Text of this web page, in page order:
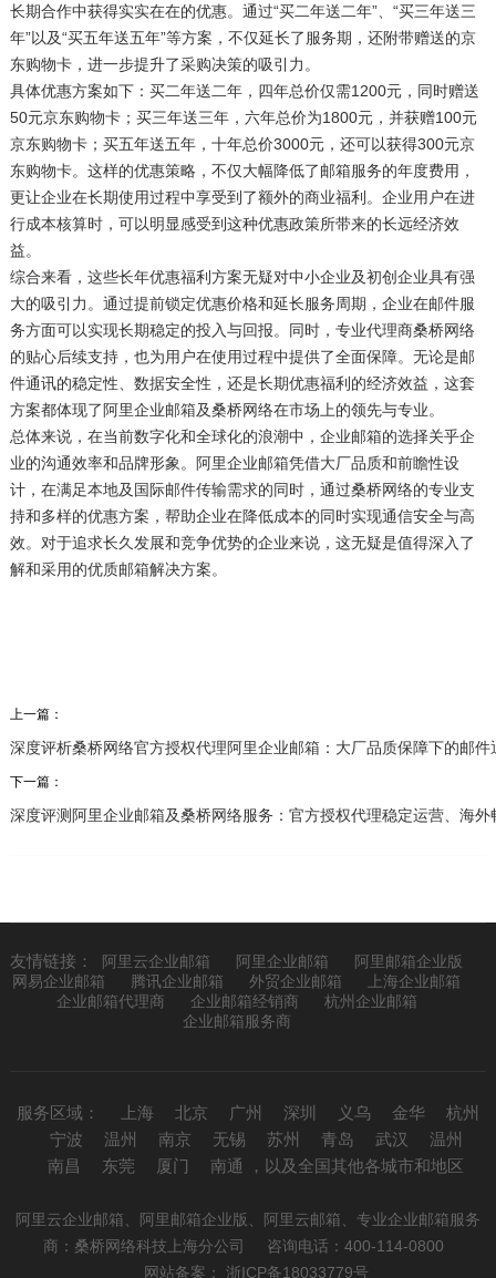
长期合作中获得实实在在的优惠。通过“买二年送二年”、“买三年送三
年”以及“买五年送五年”等方案，不仅延长了服务期，还附带赠送的京
东购物卡，进一步提升了采购决策的吸引力。
具体优惠方案如下：买二年送二年，四年总价仅需1200元，同时赠送
50元京东购物卡；买三年送三年，六年总价为1800元，并获赠100元
京东购物卡；买五年送五年，十年总价3000元，还可以获得300元京
东购物卡。这样的优惠策略，不仅大幅降低了邮箱服务的年度费用，
更让企业在长期使用过程中享受到了额外的商业福利。企业用户在进
行成本核算时，可以明显感受到这种优惠政策所带来的长远经济效
益。
综合来看，这些长年优惠福利方案无疑对中小企业及初创企业具有强
大的吸引力。通过提前锁定优惠价格和延长服务周期，企业在邮件服
务方面可以实现长期稳定的投入与回报。同时，专业代理商桑桥网络
的贴心后续支持，也为用户在使用过程中提供了全面保障。无论是邮
件通讯的稳定性、数据安全性，还是长期优惠福利的经济效益，这套
方案都体现了阿里企业邮箱及桑桥网络在市场上的领先与专业。
总体来说，在当前数字化和全球化的浪潮中，企业邮箱的选择关乎企
业的沟通效率和品牌形象。阿里企业邮箱凭借大厂品质和前瞻性设
计，在满足本地及国际邮件传输需求的同时，通过桑桥网络的专业支
持和多样的优惠方案，帮助企业在降低成本的同时实现通信安全与高
效。对于追求长久发展和竞争优势的企业来说，这无疑是值得深入了
解和采用的优质邮箱解决方案。
上一篇：
深度评析桑桥网络官方授权代理阿里企业邮箱：大厂品质保障下的邮
下一篇：
深度评测阿里企业邮箱及桑桥网络服务：官方授权代理稳定运营、海外
友情链接： 阿里云企业邮箱 阿里企业邮箱
阿里邮箱企业版
网易企业邮箱
腾讯企业邮箱 外贸企业邮箱
上海企业邮箱
企业邮箱代理商
企业邮箱经销商
杭州企业邮箱
企业邮箱服务商
服务区域： 上海 北京 广州 深圳 义乌 金华
杭州
宁波
温州 南京 无锡 苏州 青岛 武汉
温州
南昌
东莞 厦门 南通 ，以及全国其他各城市和地区
阿里云企业邮箱、阿里邮箱企业版、阿里云邮箱、专业企业邮箱服务
商： 桑桥网络科技上海分公司
咨询电话：400-114-0800
网站备案： 浙ICP备18033779号